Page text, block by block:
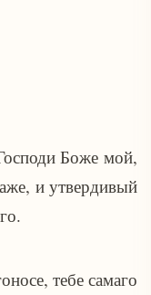
Боже мой,
и утвердивый
тебе самаго